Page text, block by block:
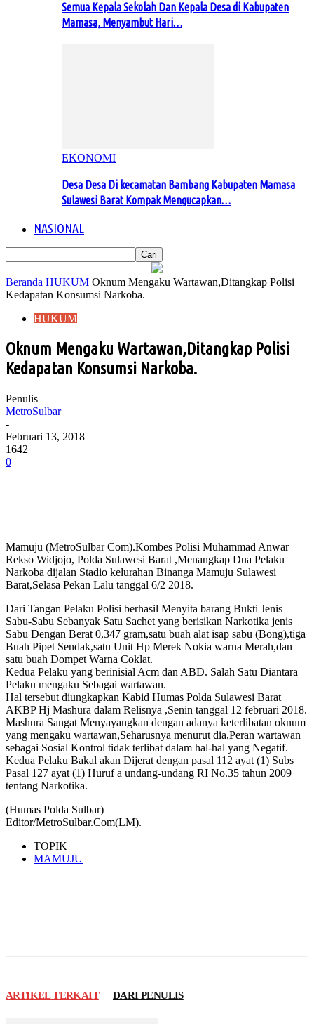
Semua Kepala Sekolah Dan Kepala Desa di Kabupaten
Mamasa, Menyambut Hari…
EKONOMI
Desa Desa Di kecamatan Bambang Kabupaten Mamasa
Sulawesi Barat Kompak Mengucapkan…
NASIONAL
Beranda HUKUM Oknum Mengaku Wartawan,Ditangkap Polisi
Kedapatan Konsumsi Narkoba.
HUKUM
Oknum Mengaku Wartawan,Ditangkap Polisi
Kedapatan Konsumsi Narkoba.
Penulis
MetroSulbar
-
Februari 13, 2018
1642
0
Mamuju (MetroSulbar Com).Kombes Polisi Muhammad Anwar
Rekso Widjojo, Polda Sulawesi Barat ,Menangkap Dua Pelaku
Narkoba dijalan Stadio kelurahan Binanga Mamuju Sulawesi
Barat,Selasa Pekan Lalu tanggal 6/2 2018.
Dari Tangan Pelaku Polisi berhasil Menyita barang Bukti Jenis
Sabu-Sabu Sebanyak Satu Sachet yang berisikan Narkotika jenis
Sabu Dengan Berat 0,347 gram,satu buah alat isap sabu (Bong),tiga
Buah Pipet Sendak,satu Unit Hp Merek Nokia warna Merah,dan
satu buah Dompet Warna Coklat.
Kedua Pelaku yang berinisial Acm dan ABD. Salah Satu Diantara
Pelaku mengaku Sebagai wartawan.
Hal tersebut diungkapkan Kabid Humas Polda Sulawesi Barat
AKBP Hj Mashura dalam Relisnya ,Senin tanggal 12 februari 2018.
Mashura Sangat Menyayangkan dengan adanya keterlibatan oknum
yang mengaku wartawan,Seharusnya menurut dia,Peran wartawan
sebagai Sosial Kontrol tidak terlibat dalam hal-hal yang Negatif.
Kedua Pelaku Bakal akan Dijerat dengan pasal 112 ayat (1) Subs
Pasal 127 ayat (1) Huruf a undang-undang RI No.35 tahun 2009
tentang Narkotika.
(Humas Polda Sulbar)
Editor/MetroSulbar.Com(LM).
TOPIK
MAMUJU
ARTIKEL TERKAIT DARI PENULIS